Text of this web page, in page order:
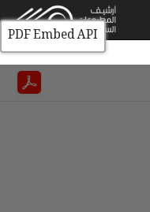
PDF Embed API